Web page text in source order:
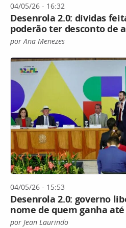
04/05/26 - 16:32
Desenrola 2.0: dívidas
poderão ter desconto de
por Ana Menezes
04/05/26 - 15:53
Desenrola 2.0: governo
nome de quem ganha até
por Jean Laurindo